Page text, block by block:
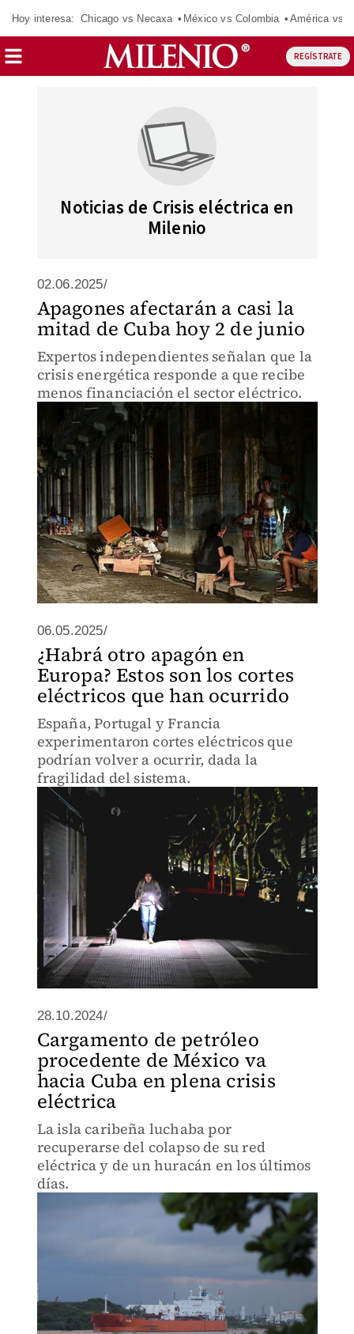
Hoy interesa: Chicago vs Necaxa México vs Colombia América vs
REGÍSTRATE
Noticias de Crisis eléctrica en
Milenio
02.06.2025/
Apagones afectarán a casi la
mitad de Cuba hoy 2 de junio
Expertos independientes señalan que la
crisis energética responde a que recibe
menos financiación el sector eléctrico.
06.05.2025/
¿Habrá otro apagón en
Europa? Estos son los cortes
eléctricos que han ocurrido
España, Portugal y Francia
experimentaron cortes eléctricos que
podrían volver a ocurrir, dada la
fragilidad del sistema.
28.10.2024/
Cargamento de petróleo
procedente de México va
hacia Cuba en plena crisis
eléctrica
La isla caribeña luchaba por
recuperarse del colapso de su red
eléctrica y de un huracán en los últimos
días.